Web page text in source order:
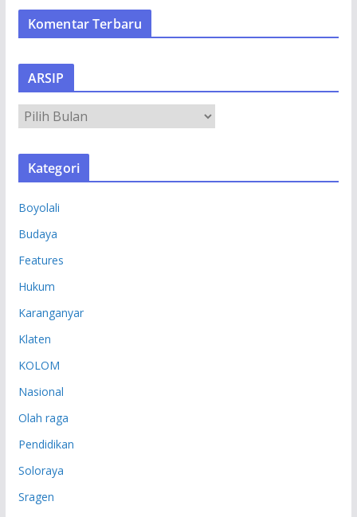
Komentar Terbaru
ARSIP
R
S
Kategori
Boyolali
Budaya
Features
Hukum
Karanganyar
Klaten
KOLOM
Nasional
Olah raga
Pendidikan
Soloraya
Sragen